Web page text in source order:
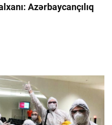
Azərbaycançılıq